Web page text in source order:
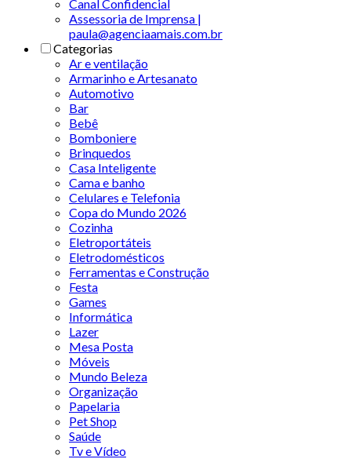
Canal Confidencial
Assessoria de Imprensa |
paula@agenciaamais.com.br
Categorias
Ar e ventilação
Armarinho e Artesanato
Automotivo
Bar
Bebê
Bomboniere
Brinquedos
Casa Inteligente
Cama e banho
Celulares e Telefonia
Copa do Mundo 2026
Cozinha
Eletroportáteis
Eletrodomésticos
Ferramentas e Construção
Festa
Games
Informática
Lazer
Mesa Posta
Móveis
Mundo Beleza
Organização
Papelaria
Pet Shop
Saúde
Tv e Vídeo